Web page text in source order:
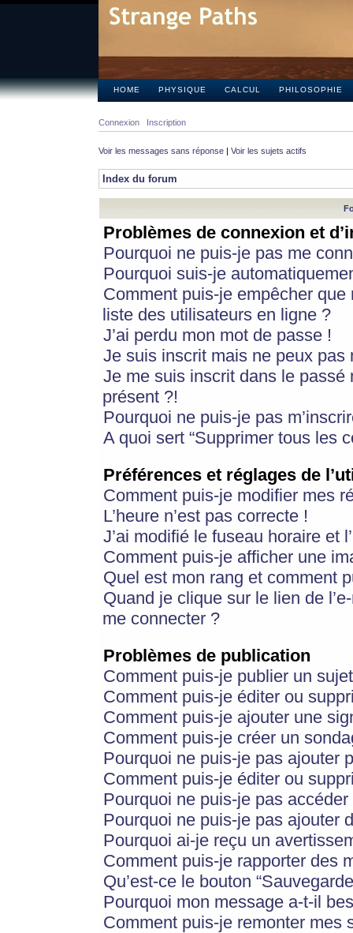
HOME PHYSIQUE CALCUL PHILOSOPHIE
Connexion Inscription
Voir les messages sans réponse | Voir les sujets actifs
Index du forum
Problèmes de connexion et
Pourquoi ne puis-je pas me
Pourquoi suis-je
Comment puis-je empêcher
liste des utilisateurs en ligne ?
J’ai perdu mon mot de passe !
Je suis inscrit mais ne peux pas
Je me suis inscrit dans le
présent ?!
Pourquoi ne puis-je pas
A quoi sert “Supprimer tous les
Préférences et réglages de
Comment puis-je modifier mes
L’heure n’est pas correcte !
J’ai modifié le fuseau horaire et
Comment puis-je afficher une
Quel est mon rang et comment
Quand je clique sur le lien de
me connecter ?
Problèmes de publication
Comment puis-je publier un
Comment puis-je éditer ou
Comment puis-je ajouter une
Comment puis-je créer un
Pourquoi ne puis-je pas ajouter
Comment puis-je éditer ou
Pourquoi ne puis-je pas
Pourquoi ne puis-je pas ajouter
Pourquoi ai-je reçu un
Comment puis-je rapporter des
Qu’est-ce le bouton
Pourquoi mon message a-t-il
Comment puis-je remonter mes